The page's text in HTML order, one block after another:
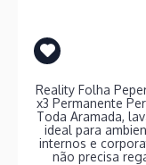
Reality Folha
x3 Permanente
Toda Aramada,
ideal para
internos e
não precisa